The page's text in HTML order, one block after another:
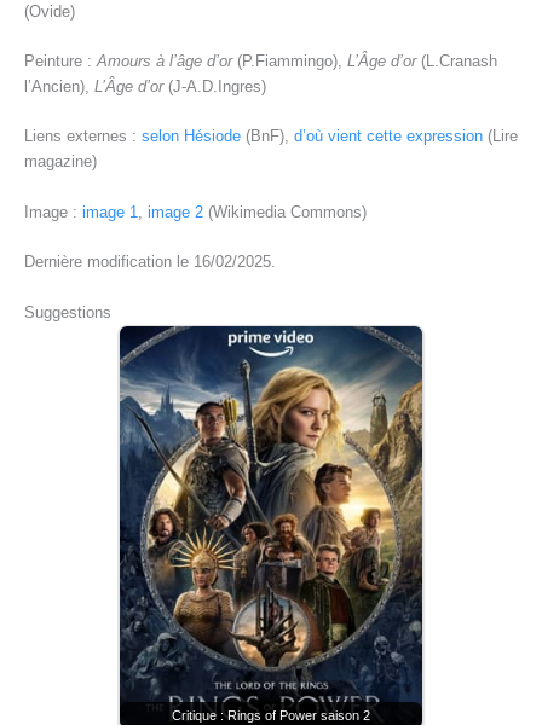
(Ovide)
Peinture :Amours à l’âge d’or(P.Fiammingo), L’Âge d’or(L.Cranash
l’Ancien), L’Âge d’or(J-A.D.Ingres)
Liens externes : selon Hésiode (BnF), d’où vient cette expression (Lire
magazine)
Image : image 1 image 2 (Wikimedia Commons)
Dernière modification le 16/02/2025.
Suggestions
Critique : Rings of Power saison 2